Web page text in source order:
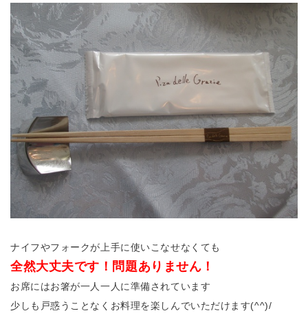
ナイフやフォークが上手に使いこなせなくても
全然大丈夫です！問題ありません！
お席にはお箸が一人一人に準備されています
少しも戸惑うことなくお料理を楽しんでいただけます(^^)/